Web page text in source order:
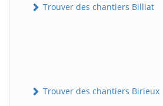
Trouver des chantiers Billiat
Trouver des chantiers Birieux